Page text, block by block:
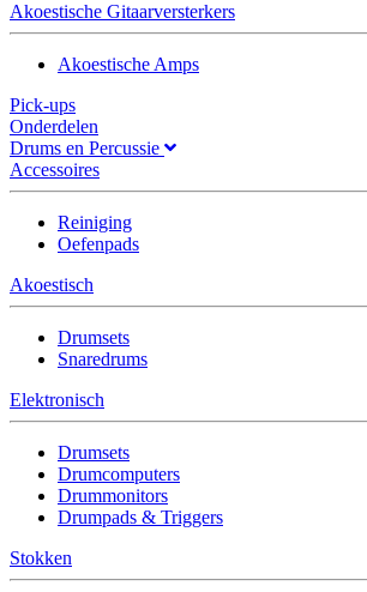
Akoestische Gitaarversterkers
Akoestische Amps
Pick-ups
Onderdelen
Drums en Percussie
Accessoires
Reiniging
Oefenpads
Akoestisch
Drumsets
Snaredrums
Elektronisch
Drumsets
Drumcomputers
Drummonitors
Drumpads & Triggers
Stokken